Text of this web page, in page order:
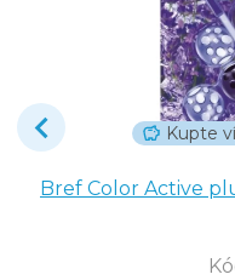
Kupte
Bref Color Active